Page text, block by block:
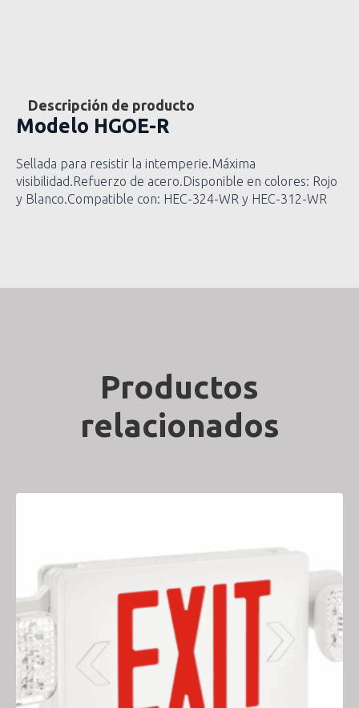
Descripción de producto
Modelo HGOE-R
Sellada para resistir la intemperie.Máxima
visibilidad.Refuerzo de acero.Disponible en colores: Rojo
y Blanco.Compatible con: HEC-324-WR y HEC-312-WR
Productos
relacionados